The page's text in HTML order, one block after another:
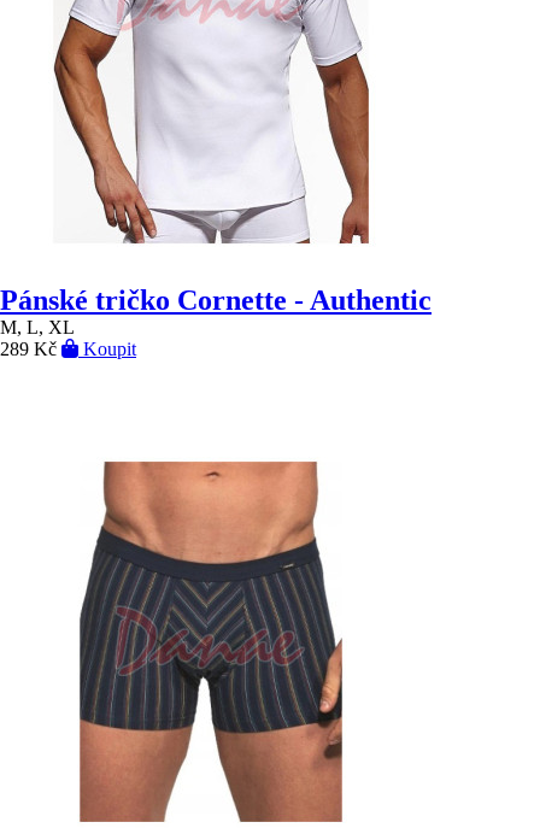
Pánské tričko Cornette - Authentic
M, L, XL
289 Kč
Koupit